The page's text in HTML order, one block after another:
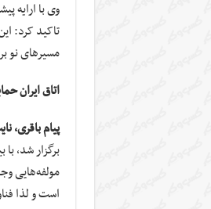
وی با ارایه
تاکید کرد:
مسیرهای نو
اتاق ایران
پیام باقری،
برگزار شد،
مولفه‌هایی
است و لذا